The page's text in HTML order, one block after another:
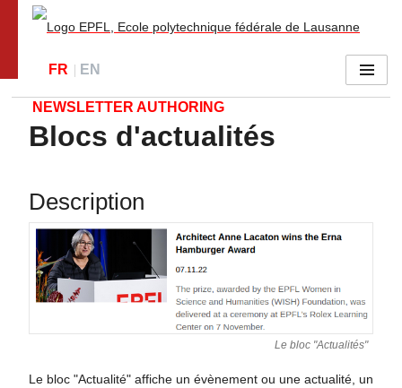
NEWSLETTER AUTHORING
FR EN Menu
Blocs d'actualités
Description
Le bloc "Actualités"
Le bloc "Actualité" affiche un évènement ou une actualité, un